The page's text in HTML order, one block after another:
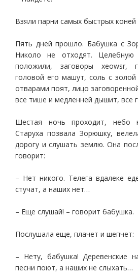
Взяли парни самых быстрых
Пять дней прошло. Бабушка с
Николо не отходят.
положили, заговоры xeowsr,
головой его машут, соль с
отварами поят, лицо
все тише и медленней дышит, все
Шестая ночь проходит, небо
Старуха позвала Зорюшку,
дорогу и слушать землю. Она
говорит:
– Нет никого. Телега вдалеке
стучат, а наших нет…
– Еще слушай! – говорит бабушка.
Послушала еще, плачет и шепчет:
– Нету, бабушка! Деревенские
песни поют, а наших не слыхать…